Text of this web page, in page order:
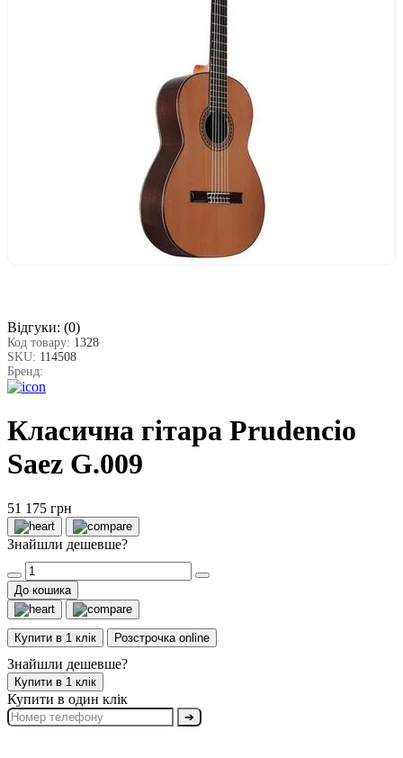
Відгуки: (0)
Код товару: 1328
SKU: 114508
Бренд:
Класична гітара Prudencio
Saez G.009
51 175 грн
Знайшли дешевше?
До кошика
Купити в 1 клік Розстрочка online
Знайшли дешевше?
Купити в 1 клік
Купити в один клік
➔